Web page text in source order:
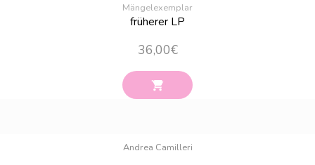
Mängelexemplar
früherer LP
36,00€
Andrea Camilleri